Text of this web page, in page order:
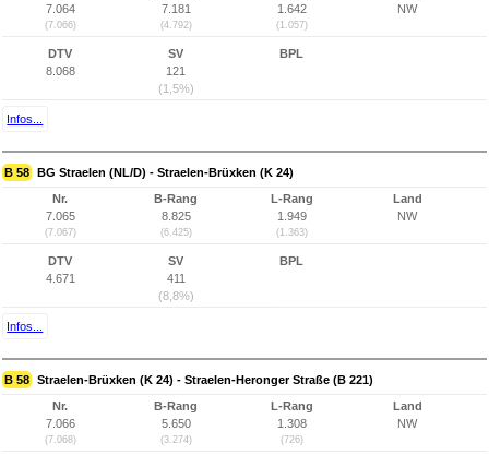
7.064
(7.066)
7.181
(4.792)
1.642
(1.057)
NW
DTV
8.068
SV
121
(1,5%)
BPL
Infos...
B 58 BG Straelen (NL/D) - Straelen-Brüxken (K 24)
Nr.
7.065
(7.067)
B-Rang
8.825
(6.425)
L-Rang
1.949
(1.363)
Land
NW
DTV
4.671
SV
411
(8,8%)
BPL
Infos...
B 58 Straelen-Brüxken (K 24) - Straelen-Heronger Straße (B 221)
Nr.
7.066
(7.068)
B-Rang
5.650
(3.274)
L-Rang
1.308
(726)
Land
NW